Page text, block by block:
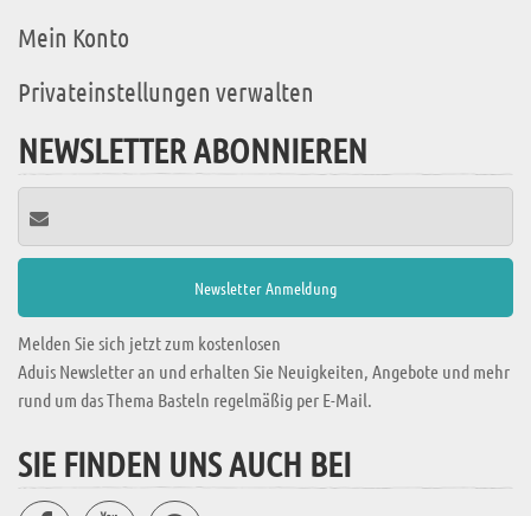
Mein Konto
Privateinstellungen verwalten
NEWSLETTER ABONNIEREN
Melden Sie sich jetzt zum kostenlosen
Aduis Newsletter an und erhalten Sie Neuigkeiten, Angebote und mehr
rund um das Thema Basteln regelmäßig per E-Mail.
SIE FINDEN UNS AUCH BEI